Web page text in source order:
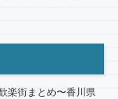
楽街まとめ〜香川県